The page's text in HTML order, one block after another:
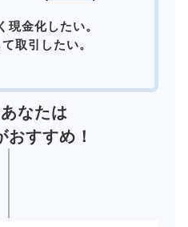
現金化したい。
取引したい。
なたは
おすすめ！